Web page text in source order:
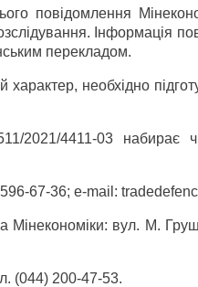
повідомлення
Інформація
перекладом.
необхідно
2021/4411-03 набирає
67-36; e-mail:
Мінекономіки: вул. М.
(044) 200-47-53.